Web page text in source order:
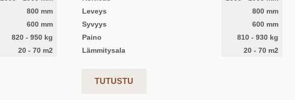
800 mm
600 mm
820 - 950 kg
20 - 70 m2
Leveys
800mm
Syvyys
600mm
Paino
810 - 930kg
Lämmitysala
20 - 70m2
TUTUSTU